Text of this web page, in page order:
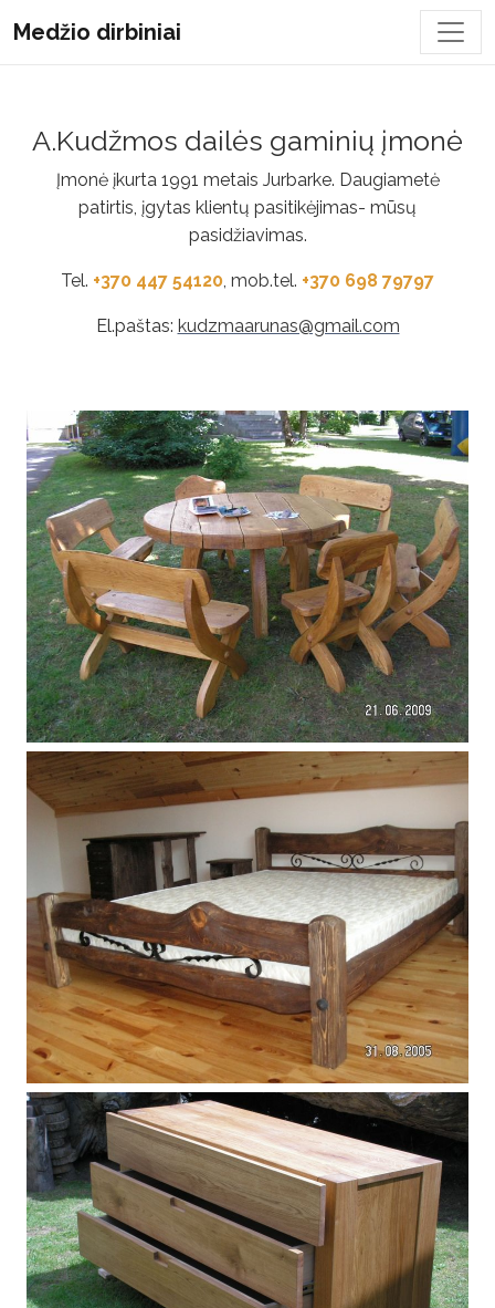
Medžio dirbiniai
A.Kudžmos dailės gaminių įmonė
Įmonė įkurta 1991 metais Jurbarke. Daugiametė
patirtis, įgytas klientų pasitikėjimas- mūsų
pasidžiavimas.
Tel. +370 447 54120, mob.tel. +370 698 79797
El.paštas: kudzmaarunas@gmail.com